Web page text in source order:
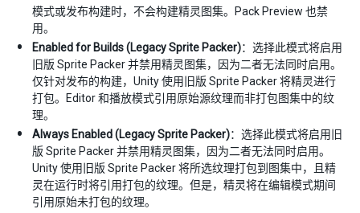
模式或发布构建时，不会构建精灵图集。Pack Preview 也禁
用。
Enabled for Builds (Legacy Sprite Packer)：选择此模式将启用
旧版 Sprite Packer 并禁用精灵图集，因为二者无法同时启用。
仅针对发布的构建，Unity 使用旧版 Sprite Packer 将精灵进行
打包。Editor 和播放模式引用原始源纹理而非打包图集中的纹
理。
Always Enabled (Legacy Sprite Packer)：选择此模式将启用旧
版 Sprite Packer 并禁用精灵图集，因为二者无法同时启用。
Unity 使用旧版 Sprite Packer 将所选纹理打包到图集中，且精
灵在运行时将引用打包的纹理。但是，精灵将在编辑模式期间
引用原始未打包的纹理。